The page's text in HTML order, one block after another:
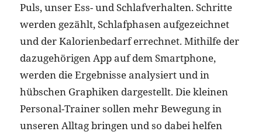
Puls, unser Ess- und Schlafverhalten. Schritte
werden gezählt, Schlafphasen aufgezeichnet
und der Kalorienbedarf errechnet. Mithilfe der
dazugehörigen App auf dem Smartphone,
werden die Ergebnisse analysiert und in
hübschen Graphiken dargestellt. Die kleinen
Personal-Trainer sollen mehr Bewegung in
unseren Alltag bringen und so dabei helfen